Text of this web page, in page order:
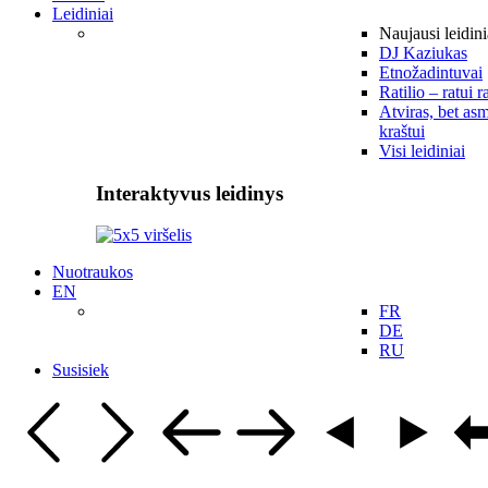
Leidiniai
Naujausi
DJ Kaziukas
Etnožadintuvai
Ratilio – ratui
Atviras, bet
kraštui
Visi leidiniai
Interaktyvus leidinys
Nuotraukos
EN
FR
DE
RU
Susisiek